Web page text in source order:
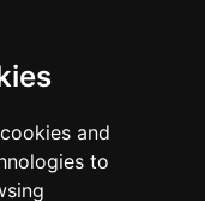
and
to